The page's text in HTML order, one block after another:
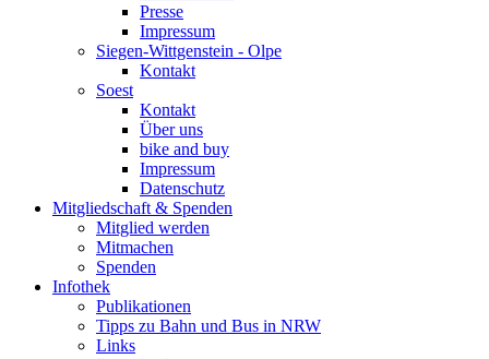
Presse
Impressum
Siegen-Wittgenstein - Olpe
Kontakt
Soest
Kontakt
Über uns
bike and buy
Impressum
Datenschutz
Mitgliedschaft & Spenden
Mitglied werden
Mitmachen
Spenden
Infothek
Publikationen
Tipps zu Bahn und Bus in NRW
Links